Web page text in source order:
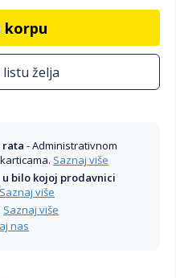
korpu
želja
rata - Administrativnom
Saznaj više
bilo kojoj prodavnici
Saznaj više
Saznaj više
nas